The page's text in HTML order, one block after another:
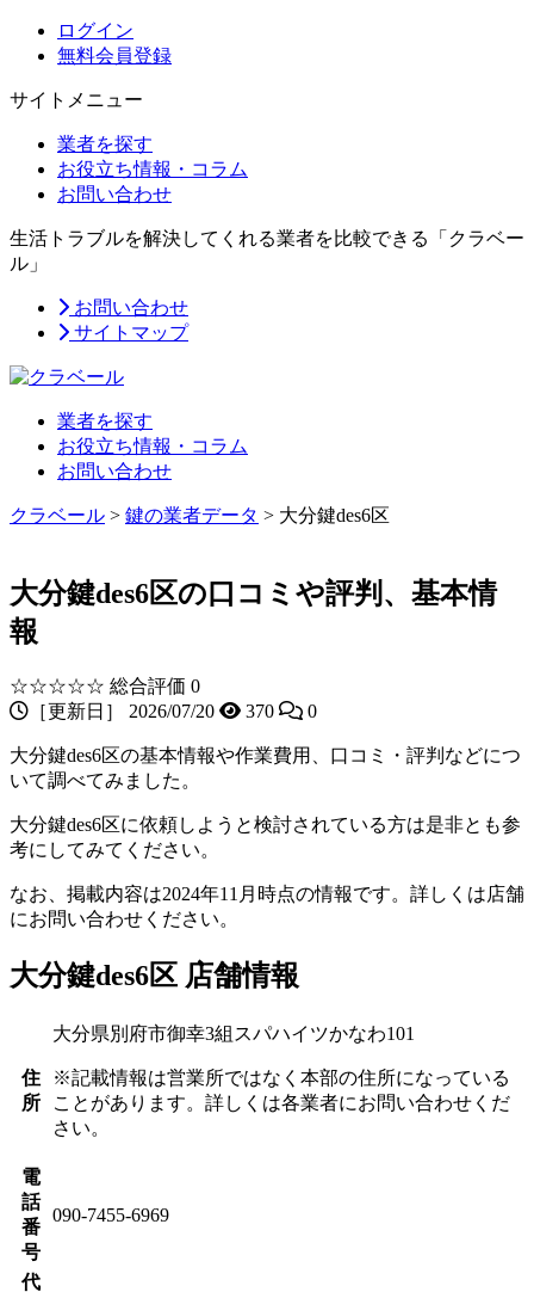
ログイン
無料会員登録
サイトメニュー
業者を探す
お役立ち情報・コラム
お問い合わせ
生活トラブルを解決してくれる業者を比較できる「クラベー
ル」
お問い合わせ
サイトマップ
業者を探す
お役立ち情報・コラム
お問い合わせ
クラベール > 鍵の業者データ > 大分鍵des6区
大分鍵des6区の口コミや評判、基本情
報
☆☆☆☆☆ 総合評価 0
［更新日］ 2026/07/20
370 0
大分鍵des6区の基本情報や作業費用、口コミ・評判などにつ
いて調べてみました。
大分鍵des6区に依頼しようと検討されている方は是非とも参
考にしてみてください。
なお、掲載内容は2024年11月時点の情報です。詳しくは店舗
にお問い合わせください。
大分鍵des6区 店舗情報
住
所
大分県別府市御幸3組スパハイツかなわ101
※記載情報は営業所ではなく本部の住所になっている
ことがあります。詳しくは各業者にお問い合わせくだ
さい。
電
話
番
号
090-7455-6969
代